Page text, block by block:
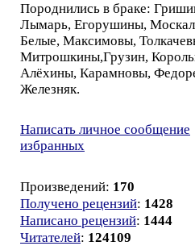
Породнились в браке:
Лымарь, Егорушины,
Белые, Максимовы,
Митрошкины,Грузин,
Алёхины, Карамновы,
Железняк.
Написать личное сообщение
избранных
Произведений: 170
Получено рецензий: 1428
Написано рецензий: 1444
Читателей: 124109